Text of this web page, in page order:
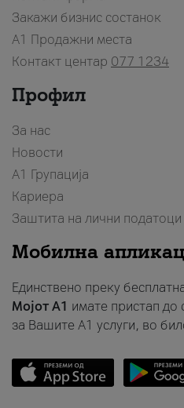
Закажи бизнис состанок
A1 Продажни места
Контакт центар 077 1234
Профил
За нас
Новости
А1 Групација
Кариера
Заштита на лични податоци
Мобилна
Единствено преку
Мојот A1 имате пристап
за Вашите A1 услуги, во